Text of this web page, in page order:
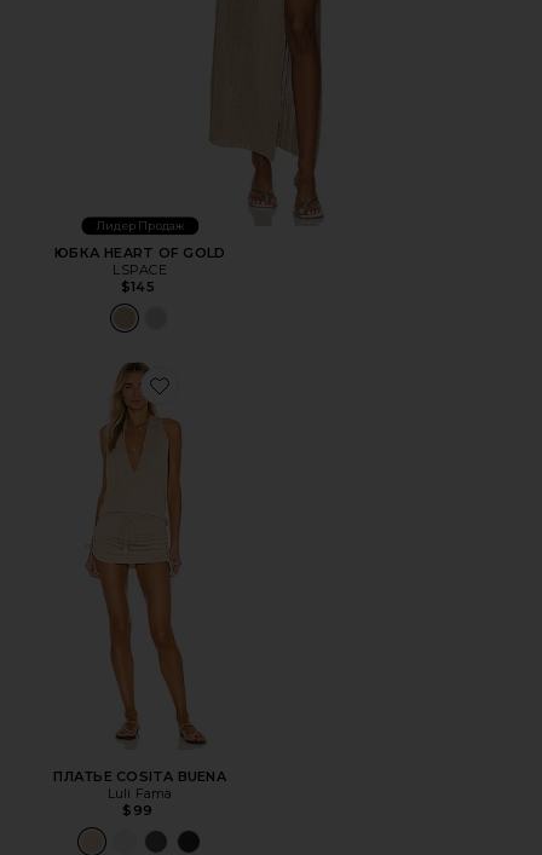
Лидер Продаж
ЮБКА HEART OF GOLD
LSPACE
$145
Favorite ПЛАТЬЕ COSITA BUENA
ПЛАТЬЕ COSITA BUENA
Luli Fama
$99